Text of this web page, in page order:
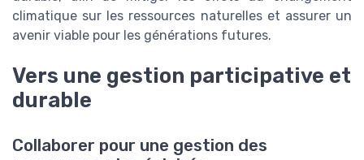
climatique sur les ressources naturelles et assurer un
avenir viable pour les générations futures.
Vers une gestion participative et
durable
Collaborer pour une gestion des